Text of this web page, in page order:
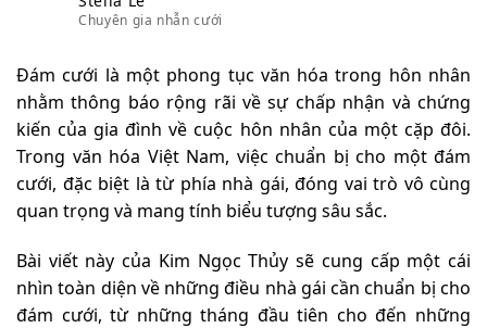
Chuyên gia nhẫn cưới
Đám cưới là một phong tục văn hóa trong hôn nhân
nhằm thông báo rộng rãi về sự chấp nhận và chứng
kiến của gia đình về cuộc hôn nhân của một cặp đôi.
Trong văn hóa Việt Nam, việc chuẩn bị cho một đám
cưới, đặc biệt là từ phía nhà gái, đóng vai trò vô cùng
quan trọng và mang tính biểu tượng sâu sắc.
Bài viết này của Kim Ngọc Thủy sẽ cung cấp một cái
nhìn toàn diện về những điều nhà gái cần chuẩn bị cho
đám cưới, từ những tháng đầu tiên cho đến những